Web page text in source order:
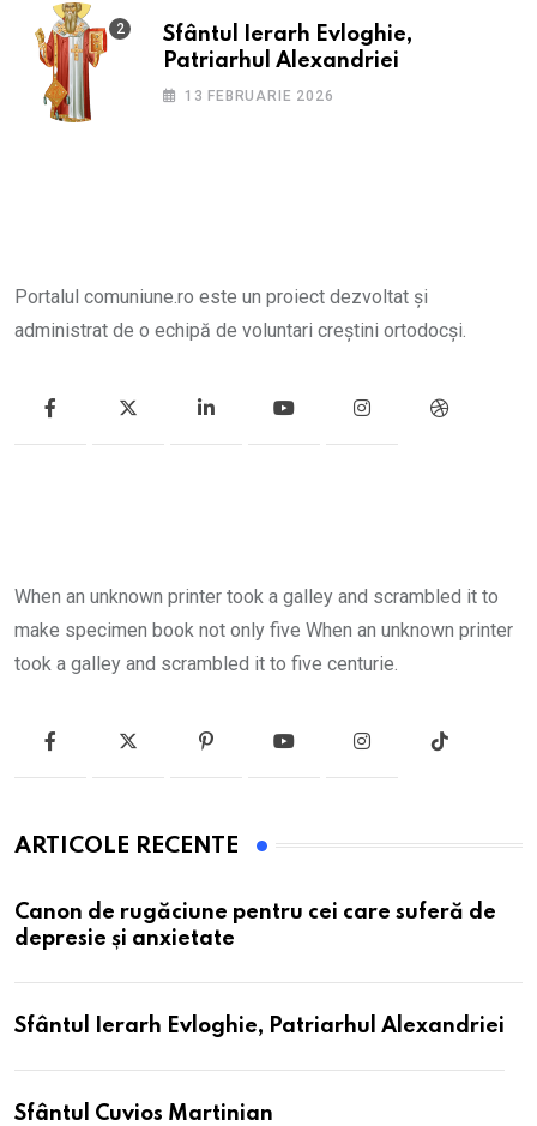
Sfântul Ierarh Evloghie,
Patriarhul Alexandriei
13 FEBRUARIE 2026
Portalul comuniune.ro este un proiect dezvoltat și
administrat de o echipă de voluntari creștini ortodocși.
When an unknown printer took a galley and scrambled it to
make specimen book not only five When an unknown printer
took a galley and scrambled it to five centurie.
ARTICOLE RECENTE
Canon de rugăciune pentru cei care suferă de
depresie și anxietate
Sfântul Ierarh Evloghie, Patriarhul Alexandriei
Sfântul Cuvios Martinian